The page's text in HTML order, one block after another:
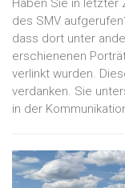
des SMV
dass dort unter
erschienenen
verlinkt wurden.
verdanken. Sie
in der